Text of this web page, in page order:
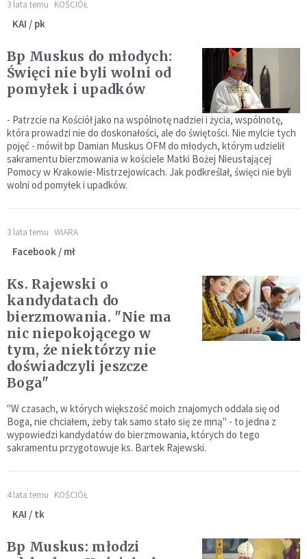
3 lata temu KOŚCIÓŁ
KAI / pk
Bp Muskus do młodych:
Święci nie byli wolni od
pomyłek i upadków
- Patrzcie na Kościół jako na wspólnotę nadziei i życia, wspólnotę,
która prowadzi nie do doskonałości, ale do świętości. Nie mylcie tych
pojęć - mówił bp Damian Muskus OFM do młodych, którym udzielił
sakramentu bierzmowania w kościele Matki Bożej Nieustającej
Pomocy w Krakowie-Mistrzejowicach. Jak podkreślał, święci nie byli
wolni od pomyłek i upadków.
3 lata temu WIARA
Facebook / mł
Ks. Rajewski o
kandydatach do
bierzmowania. "Nie ma
nic niepokojącego w
tym, że niektórzy nie
doświadczyli jeszcze
Boga"
"W czasach, w których większość moich znajomych oddala się od
Boga, nie chciałem, żeby tak samo stało się ze mną" - to jedna z
wypowiedzi kandydatów do bierzmowania, których do tego
sakramentu przygotowuje ks. Bartek Rajewski.
4 lata temu KOŚCIÓŁ
KAI / tk
Bp Muskus: młodzi